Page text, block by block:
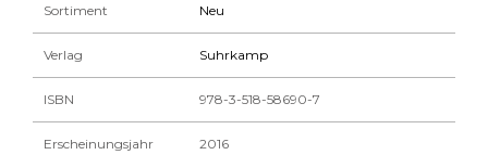
Sortiment Neu
Verlag Suhrkamp
ISBN 978-3-518-58690-7
Erscheinungsjahr 2016